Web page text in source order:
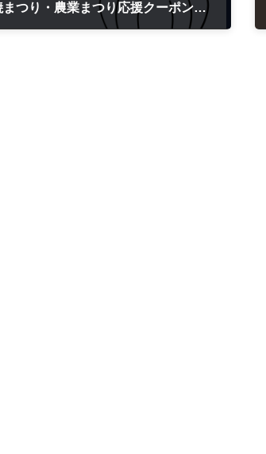
常滑焼まつり・農業まつり応援クーポン取扱い店舗募集はじまりました！